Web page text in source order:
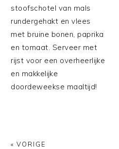
stoofschotel van mals
rundergehakt en vlees
met bruine bonen, paprika
en tomaat. Serveer met
rijst voor een overheerlijke
en makkelijke
doordeweekse maaltijd!
« VORIGE